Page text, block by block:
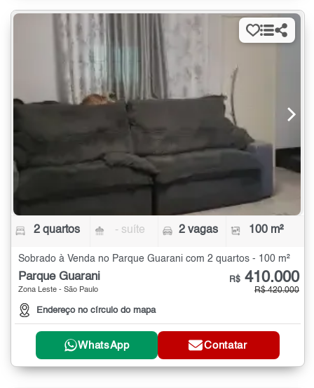
2 quartos - suíte 2 vagas 100 m²
Sobrado à Venda no Parque Guarani com 2 quartos - 100 m²
Parque Guarani
Zona Leste - São Paulo
Endereço no círculo do mapa
R$ 410.000
R$ 420.000
WhatsApp Contatar